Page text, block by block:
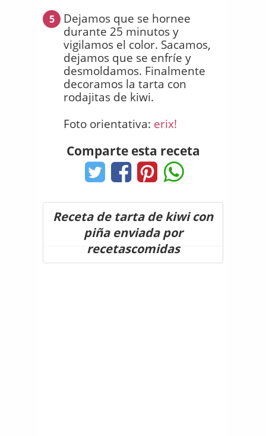
5
Dejamos que se hornee
durante 25 minutos y
vigilamos el color. Sacamos,
dejamos que se enfríe y
desmoldamos. Finalmente
decoramos la tarta con
rodajitas de kiwi.
Foto orientativa: erix!
Comparte esta receta
Receta de tarta de kiwi con
piña enviada por
recetascomidas